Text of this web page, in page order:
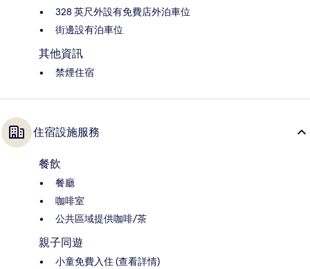
328 英尺外設有免費店外泊車位
街邊設有泊車位
其他資訊
禁煙住宿
住宿設施服務
餐飲
餐廳
咖啡室
公共區域提供咖啡/茶
親子同遊
小童免費入住 (查看詳情)